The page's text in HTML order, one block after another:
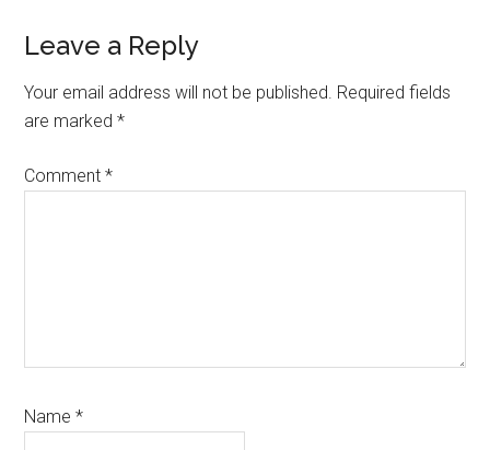
Reader
Interactions
Leave a Reply
Your email address will not be published. Required fields
are marked*
Comment*
Name*